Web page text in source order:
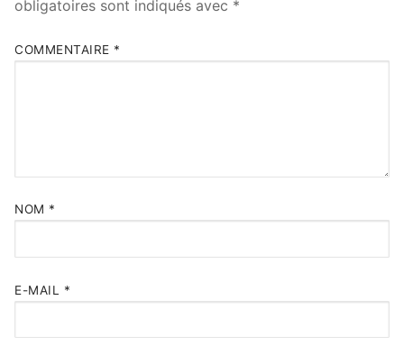
obligatoires sont indiqués avec *
COMMENTAIRE *
NOM *
E-MAIL *